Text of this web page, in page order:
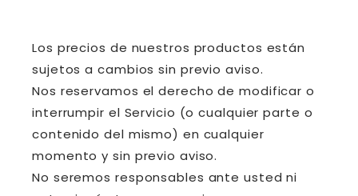
Los precios de nuestros productos están
sujetos a cambios sin previo aviso.
Nos reservamos el derecho de modificar o
interrumpir el Servicio (o cualquier parte o
contenido del mismo) en cualquier
momento y sin previo aviso.
No seremos responsables ante usted ni